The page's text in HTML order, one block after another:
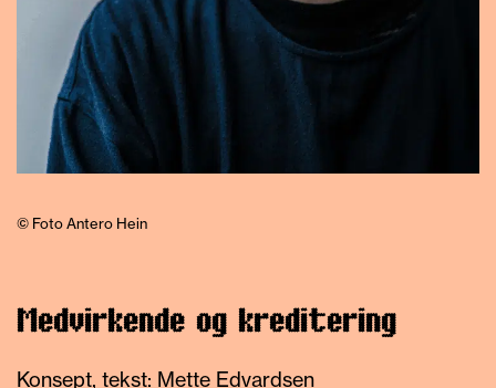
© Foto Antero Hein
Medvirkende og kreditering
Konsept, tekst: Mette Edvardsen